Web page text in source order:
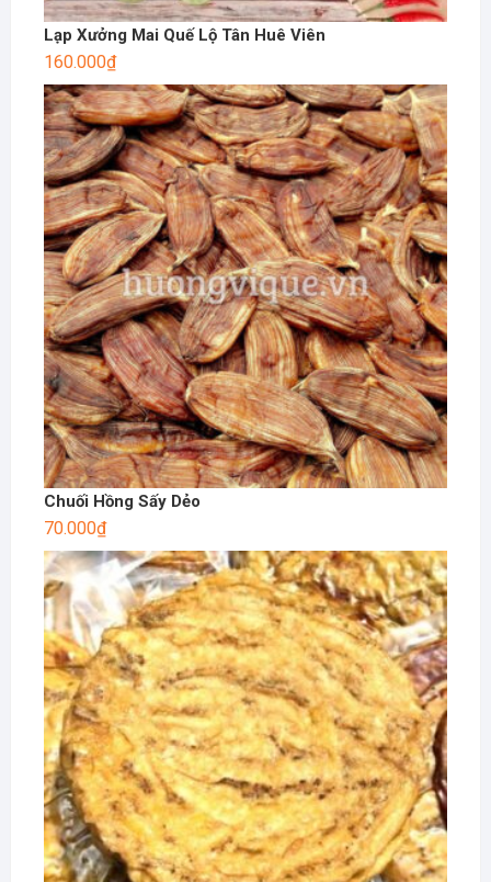
Lạp Xưởng Mai Quế Lộ Tân Huê Viên
160.000₫
Chuối Hồng Sấy Dẻo
70.000₫